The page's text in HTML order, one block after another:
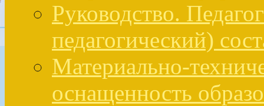
Руководство.
педагогический)
Материально-
оснащенность